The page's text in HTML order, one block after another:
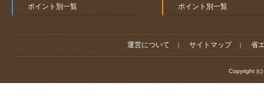
ポイント別一覧 ポイント別一覧
運営について ｜ サイトマップ ｜ 省
Copyright